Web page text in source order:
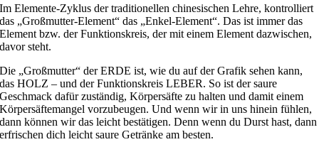
Im Elemente-Zyklus der traditionellen chinesischen Lehre, kontrolliert
das „Großmutter-Element“ das „Enkel-Element“. Das ist immer das
Element bzw. der Funktionskreis, der mit einem Element dazwischen,
davor steht.
Die „Großmutter“ der ERDE ist, wie du auf der Grafik sehen kann,
das HOLZ – und der Funktionskreis LEBER. So ist der saure
Geschmack dafür zuständig, Körpersäfte zu halten und damit einem
Körpersäftemangel vorzubeugen. Und wenn wir in uns hinein fühlen,
dann können wir das leicht bestätigen. Denn wenn du Durst hast, dann
erfrischen dich leicht saure Getränke am besten.